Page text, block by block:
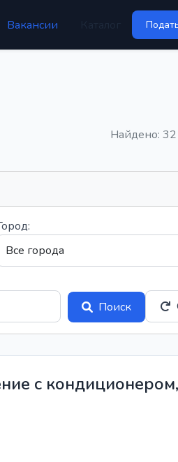
Вакансии
Найдено:
Поиск
с кондиционером,